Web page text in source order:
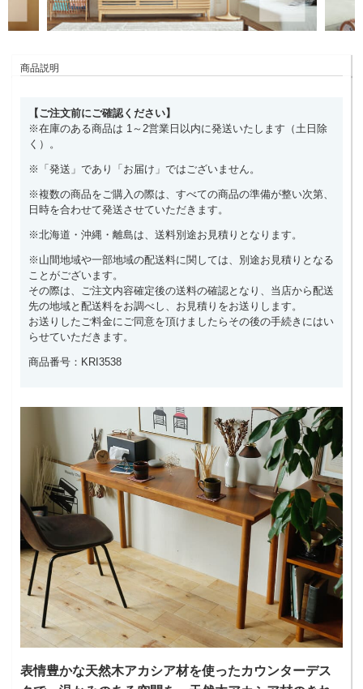
商品説明
【ご注文前にご確認ください】
※在庫のある商品は 1～2営業日以内に発送いたします（土日除
く）。
※「発送」であり「お届け」ではございません。
※複数の商品をご購入の際は、すべての商品の準備が整い次第、
日時を合わせて発送させていただきます。
※北海道・沖縄・離島は、送料別途お見積りとなります。
※山間地域や一部地域の配送料に関しては、別途お見積りとなる
ことがございます。
その際は、ご注文内容確定後の送料の確認となり、当店から配送
先の地域と配送料をお調べし、お見積りをお送りします。
お送りしたご料金にご同意を頂けましたらその後の手続きにはい
らせていただきます。
商品番号：KRI3538
表情豊かな天然木アカシア材を使ったカウンターデス